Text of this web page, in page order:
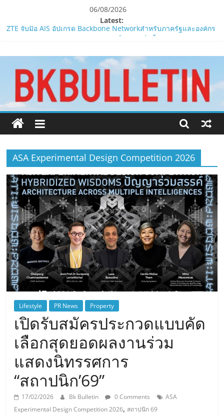
content
06/08/2026
Latest:
ZTE จับมือ AIS อัปเกรด Backbone Networkสำหรับภาครัฐและองค์กร
Biodiversity & Bioeconomy Forum 2026เดินหน้าขับเคลื่อน
นโยบาย Nature Positive สู่เศรษฐกิจชีวภาพที่ยั่งยืน
ห้ามพลาด! Smilegate เปิดตัว ‘เฮเลนา’ เซิร์ฟเวอร์ใหม่ของ
LORDNINE 29 ก.ค. นี้
LORDNINE ครบรอบ 1 ปี! Smilegate เปิด “Helena” เซิร์ฟฯ ใหม่
พร้อมอาวุธเคียวและศึกกิลด์-PvP เดือดครึ่งปีหลัง 2026
Smilegate ฉลองครบรอบ 1 ปี “Lordnine”เปิดตัวเซิร์ฟใหม่ ‘Helena’
เสนอ
ข่าว
ครบ
ทุก
ASA Experimental Design Competition 2026
Lifestyle PR News Property
เปิดรับสมัครประกวดแบบคัด
เลือกสุดยอดผลงานร่วม
แสดงนิทรรศการ
“สถาปนิก’69”
17/02/2026 Bk Bulletin 0 Comments
ASA
Experimental Design Competition 2026, สถาปนิก 69